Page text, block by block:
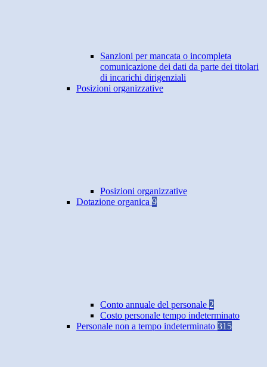
Sanzioni per mancata o incompleta
comunicazione dei dati da parte dei titolari
di incarichi dirigenziali
Posizioni organizzative
Posizioni organizzative
Dotazione organica 9
Conto annuale del personale 2
Costo personale tempo indeterminato
Personale non a tempo indeterminato 315